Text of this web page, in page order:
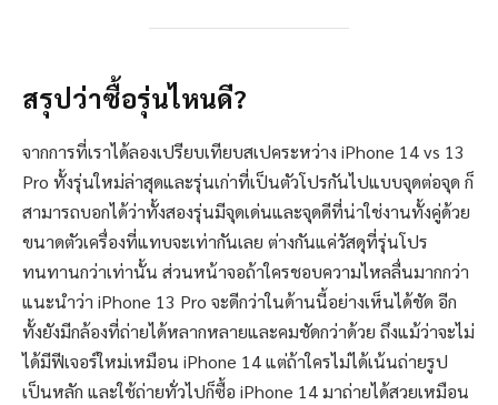
สรุปว่าซื้อรุ่นไหนดี?
จากการที่เราได้ลองเปรียบเทียบสเปคระหว่าง iPhone 14 vs 13
Pro ทั้งรุ่นใหม่ล่าสุดและรุ่นเก่าที่เป็นตัวโปรกันไปแบบจุดต่อจุด ก็
สามารถบอกได้ว่าทั้งสองรุ่นมีจุดเด่นและจุดดีที่น่าใช่งานทั้งคู่ด้วย
ขนาดตัวเครื่องที่แทบจะเท่ากันเลย ต่างกันแค่วัสดุที่รุ่นโปร
ทนทานกว่าเท่านั้น ส่วนหน้าจอถ้าใครชอบความไหลลื่นมากกว่า
แนะนำว่า iPhone 13 Pro จะดีกว่าในด้านนี้อย่างเห็นได้ชัด อีก
ทั้งยังมีกล้องที่ถ่ายได้หลากหลายและคมชัดกว่าด้วย ถึงแม้ว่าจะไม่
ได้มีฟีเจอร์ใหม่เหมือน iPhone 14 แต่ถ้าใครไม่ได้เน้นถ่ายรูป
เป็นหลัก และใช้ถ่ายทั่วไปก็ซื้อ iPhone 14 มาถ่ายได้สวยเหมือน